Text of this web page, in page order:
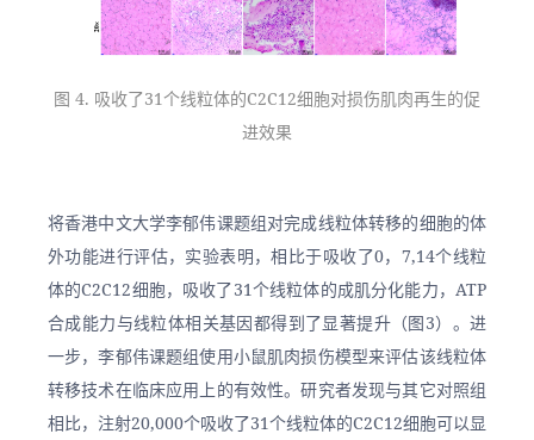
图 4. 吸收了31个线粒体的C2C12细胞对损伤肌肉再生的促
进效果
将香港中文大学李郁伟课题组对完成线粒体转移的细胞的体
外功能进行评估，实验表明，相比于吸收了0，7,14个线粒
体的C2C12细胞，吸收了31个线粒体的成肌分化能力，ATP
合成能力与线粒体相关基因都得到了显著提升（图3）。进
一步，李郁伟课题组使用小鼠肌肉损伤模型来评估该线粒体
转移技术在临床应用上的有效性。研究者发现与其它对照组
相比，注射20,000个吸收了31个线粒体的C2C12细胞可以显